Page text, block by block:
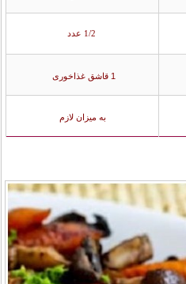
1 قاشق غذاخوری
به ميزان لازم